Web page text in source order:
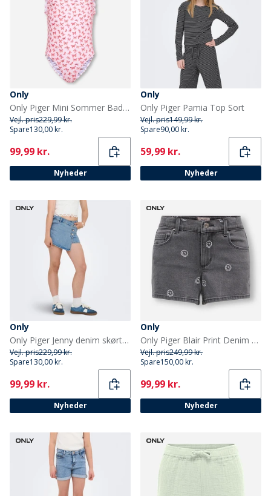
Only
Only Piger Mini Sommer Badedragt Ballet Slipper
Vejl. pris229,99 kr.
Spare130,00 kr.
Current
99,99 kr.
Nyheder
Only
Only Piger Pamia Top Sort
Vejl. pris149,99 kr.
Spare90,00 kr.
Current
59,99 kr.
Nyheder
Only
Only Piger Jenny denim skørt Light Blue Denim
Vejl. pris229,99 kr.
Spare130,00 kr.
Current
99,99 kr.
Nyheder
Only
Only Piger Blair Print Denim Shorts Light Grey Denim
Vejl. pris249,99 kr.
Spare150,00 kr.
Current
99,99 kr.
Nyheder